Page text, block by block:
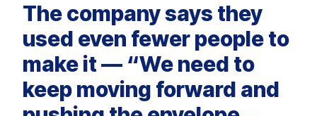
The company says they
used even fewer people to
make it — “We need to
keep moving forward and